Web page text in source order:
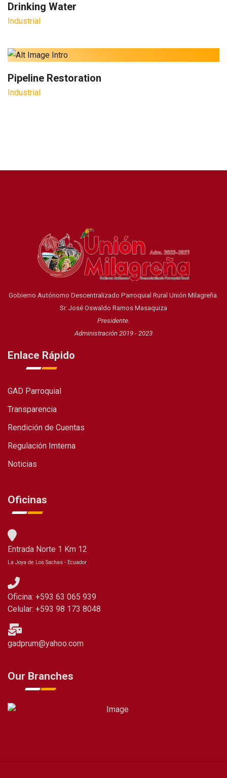
Drinking Water
Industrial
Pipeline Restoration
Industrial
Gobierno Autónomo Descentralizado Parroquial Rural Unión Milagreña.
Sr. José Oswaldo Ramos Masaquiza
Presidente.
Administración 2019 - 2023
Enlace Rápido
GAD Parroquial
Transparencia
Rendición de Cuentas
Regulación Imterna
Noticias
Oficinas
Entrada Norte 1 Km 12
La Joya de Los Sachas - Ecuador
Oficina: +593 63 065 939
Celular: +593 98 173 8048
gadprum@yahoo.com
Our Branches